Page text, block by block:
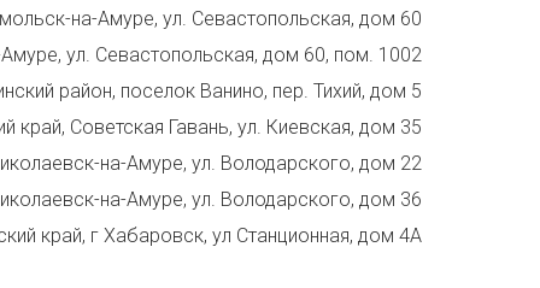
на-Амуре, ул. Севастопольская, дом 60
ул. Севастопольская, дом 60, пом. 1002
район, поселок Ванино, пер. Тихий, дом 5
край, Советская Гавань, ул. Киевская, дом 35
на-Амуре, ул. Володарского, дом 22
на-Амуре, ул. Володарского, дом 36
край, г Хабаровск, ул Станционная, дом 4А